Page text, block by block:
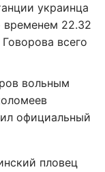
украинца
временем 22.32
всего
вольным
официальный
пловец